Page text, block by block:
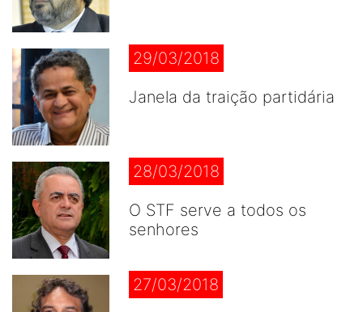
29/03/2018
Janela da traição partidária
28/03/2018
O STF serve a todos os
senhores
27/03/2018